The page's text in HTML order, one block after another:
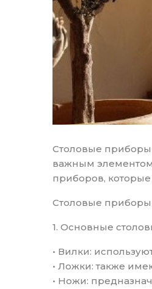
Столовые приборы
важным элементом
приборов,
Столовые приборы
1. Основные
• Вилки:
• Ложки: также
• Ножи: